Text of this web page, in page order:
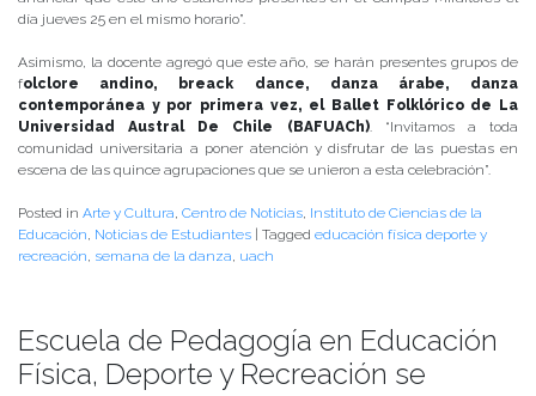
día jueves 25 en el mismo horario”.
Asimismo, la docente agregó que este año, se harán presentes grupos de
folclore andino, breack dance, danza árabe, danza
contemporánea y por primera vez, el Ballet Folklórico de La
Universidad Austral De Chile (BAFUACh). “Invitamos a toda
comunidad universitaria a poner atención y disfrutar de las puestas en
escena de las quince agrupaciones que se unieron a esta celebración”.
Posted in Arte y Cultura Centro de Noticias Instituto de Ciencias de la
Educación Noticias de Estudiantes | Tagged educación física deporte y
recreación semana de la danza uach
Escuela de Pedagogía en Educación
Física, Deporte y Recreación se